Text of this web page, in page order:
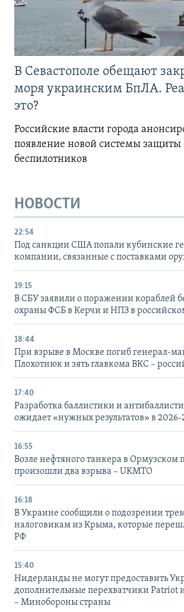
В Севастополе обещают
моря украинским БпЛА.
это?
Российские власти города
появление новой системы защиты
беспилотников
НОВОСТИ
22:54
Под санкции США попали кубинские
компании, связанные с поставками
19:15
В СБУ заявили о поражении кораблей
охраны ФСБ в Керчи и НПЗ в
18:44
При взрыве в Москве погиб генерал-
Плохотнюк и зять главкома ВКС –
17:40
Разработка баллистики и
ожидает «нужных результатов» в 2026-
16:55
Возле нефтяного танкера в Ормузском
произошли два взрыва – UKMTO
16:18
В Украине сообщили о подозрении
налоговикам из Крыма, которые
РФ
15:40
Нидерланды не могут предоставить
дополнительные перехватчики Patriot
– Минобороны страны